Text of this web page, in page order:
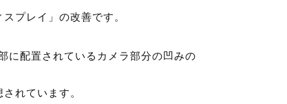
プレイ」の改善です。
に配置されているカメラ部分の凹みの
れています。